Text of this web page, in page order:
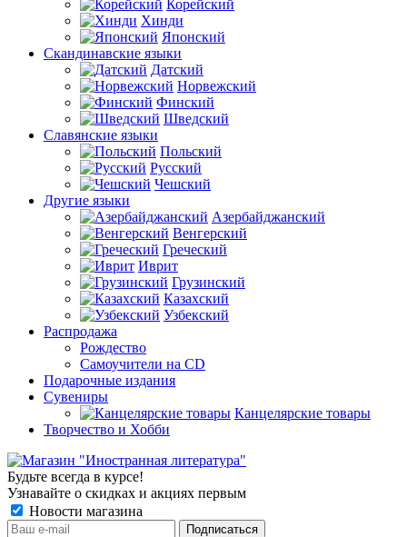
Корейский
Хинди
Японский
Скандинавские языки
Датский
Норвежский
Финский
Шведский
Славянские языки
Польский
Русский
Чешский
Другие языки
Азербайджанский
Венгерский
Греческий
Иврит
Грузинский
Казахский
Узбекский
Распродажа
Рождество
Самоучители на CD
Подарочные издания
Сувениры
Канцелярские товары
Творчество и Хобби
Будьте всегда в курсе!
Узнавайте о скидках и акциях первым
Новости магазина